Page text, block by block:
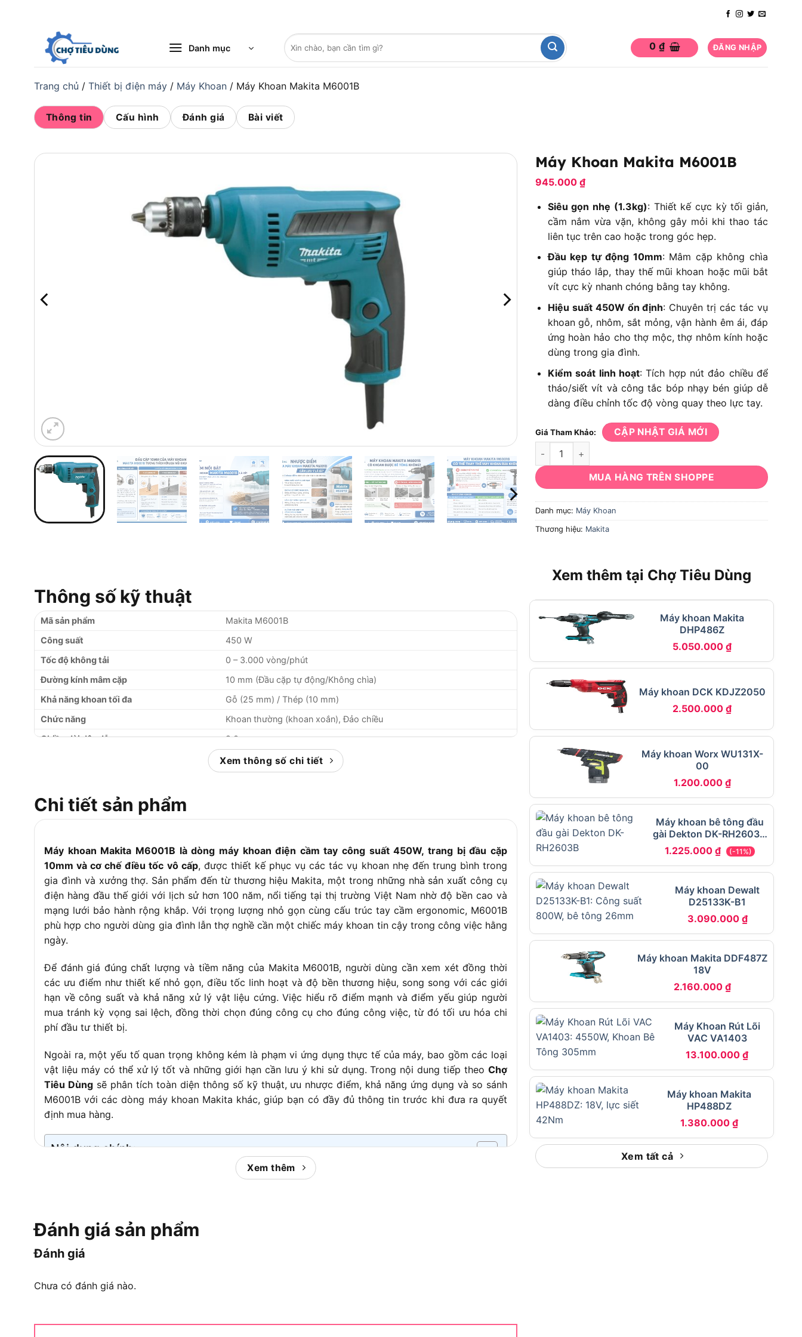
Danh mục
Tìm
kiếm:
0 ₫ ĐĂNG NHẬP
Trang chủ / Thiết bị điện máy / Máy Khoan / Máy Khoan Makita M6001B
Thông tin Cấu hình Đánh giá Bài viết
Máy Khoan Makita M6001B
945.000 ₫
Siêu gọn nhẹ (1.3kg): Thiết kế cực kỳ tối giản,
cầm nắm vừa vặn, không gây mỏi khi thao tác
liên tục trên cao hoặc trong góc hẹp.
Đầu kẹp tự động 10mm: Mâm cặp không chìa
giúp tháo lắp, thay thế mũi khoan hoặc mũi bắt
vít cực kỳ nhanh chóng bằng tay không.
Hiệu suất 450W ổn định: Chuyên trị các tác vụ
khoan gỗ, nhôm, sắt mỏng, vận hành êm ái, đáp
ứng hoàn hảo cho thợ mộc, thợ nhôm kính hoặc
dùng trong gia đình.
Kiểm soát linh hoạt: Tích hợp nút đảo chiều để
tháo/siết vít và công tắc bóp nhạy bén giúp dễ
dàng điều chỉnh tốc độ vòng quay theo lực tay.
Giá Tham Khảo: CẬP NHẬT GIÁ MỚI
Máy Khoan Makita M6001B số lượng
MUA HÀNG TRÊN SHOPPE
Danh mục: Máy Khoan
Thương hiệu: Makita
Thông số kỹ thuật
Mã sản phẩm
Makita M6001B
Công suất
450 W
Tốc độ không tải
0 – 3.000 vòng/phút
Đường kính mâm cặp
10 mm (Đầu cặp tự động/Không chìa)
Khả năng khoan tối đa
Gỗ (25 mm) / Thép (10 mm)
Chức năng
Khoan thường (khoan xoắn), Đảo chiều
Chiều dài dây dẫn
2.0 m
Khoảng 1.3 kg
Xem thông số chi tiết
Chi tiết sản phẩm
Máy khoan Makita M6001B là dòng máy khoan điện cầm tay công suất 450W, trang bị đầu cặp
10mm và cơ chế điều tốc vô cấp, được thiết kế phục vụ các tác vụ khoan nhẹ đến trung bình trong
gia đình và xưởng thợ. Sản phẩm đến từ thương hiệu Makita, một trong những nhà sản xuất công cụ
điện hàng đầu thế giới với lịch sử hơn 100 năm, nổi tiếng tại thị trường Việt Nam nhờ độ bền cao và
mạng lưới bảo hành rộng khắp. Với trọng lượng nhỏ gọn cùng cấu trúc tay cầm ergonomic, M6001B
phù hợp cho người dùng gia đình lẫn thợ nghề cần một chiếc máy khoan tin cậy trong công việc hằng
ngày.
Để đánh giá đúng chất lượng và tiềm năng của Makita M6001B, người dùng cần xem xét đồng thời
các ưu điểm như thiết kế nhỏ gọn, điều tốc linh hoạt và độ bền thương hiệu, song song với các giới
hạn về công suất và khả năng xử lý vật liệu cứng. Việc hiểu rõ điểm mạnh và điểm yếu giúp người
mua tránh kỳ vọng sai lệch, đồng thời chọn đúng công cụ cho đúng công việc, từ đó tối ưu hóa chi
phí đầu tư thiết bị.
Ngoài ra, một yếu tố quan trọng không kém là phạm vi ứng dụng thực tế của máy, bao gồm các loại
vật liệu máy có thể xử lý tốt và những giới hạn cần lưu ý khi sử dụng. Trong nội dung tiếp theo Chợ
Tiêu Dùngsẽ phân tích toàn diện thông số kỹ thuật, ưu nhược điểm, khả năng ứng dụng và so sánh
M6001B với các dòng máy khoan Makita khác, giúp bạn có đầy đủ thông tin trước khi đưa ra quyết
định mua hàng.
Nội dung chính:
thương hiệu Makita, được sản xuất để phục vụ nhu cầu khoan, vặn vít trong các ứng dụng gia dụng
và thi công nhẹ, hướng đến nhóm người dùng gia đình và thợ nghề không chuyên. Cụ thể hơn, đây là
sản phẩm định vị trong tầm giá bình dân, mang đầy đủ tính năng cơ bản cần thiết mà không gây áp
Xem thêm
Đánh giá sản phẩm
Đánh giá
Chưa có đánh giá nào.
Xem thêm tại Chợ Tiêu Dùng
Máy khoan Makita
DHP486Z
5.050.000₫
Máy khoan DCK KDJZ2050
2.500.000₫
Máy khoan Worx WU131X-
00
1.200.000 ₫
Máy khoan bê tông đầu
gài Dekton DK-RH2603B
3 chức năng
1.225.000 ₫ (-11%)
Máy khoan Dewalt
D25133K-B1
3.090.000 ₫
Máy khoan Makita DDF487Z
18V
2.160.000 ₫
Máy Khoan Rút Lõi
VAC VA1403
13.100.000₫
Máy khoan Makita
HP488DZ
1.380.000 ₫
Xem tất cả